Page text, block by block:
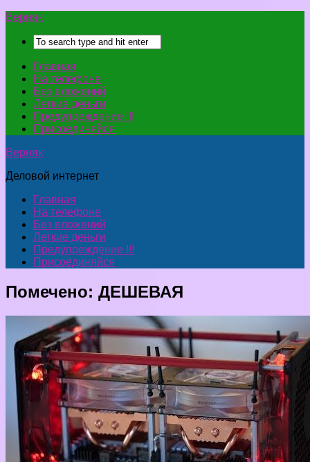
Верняк
Главная
На телефоне
Без вложений
Легкие деньги
Предупреждение !!!
Присоединяйся
Верняк
Деловой интернет
Главная
На телефоне
Без вложений
Легкие деньги
Предупреждение !!!
Присоединяйся
Помечено: ДЕШЕВАЯ